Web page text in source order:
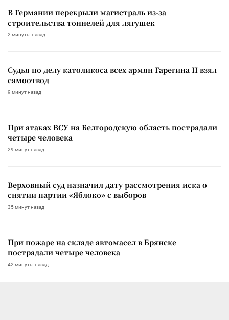
В Германии перекрыли магистраль из-за
строительства тоннелей для лягушек
2 минуты назад
Судья по делу католикоса всех армян Гарегина II взял
самоотвод
9 минут назад
При атаках ВСУ на Белгородскую область пострадали
четыре человека
29 минут назад
Верховный суд назначил дату рассмотрения иска о
снятии партии «Яблоко» с выборов
35 минут назад
При пожаре на складе автомасел в Брянске
пострадали четыре человека
42 минуты назад